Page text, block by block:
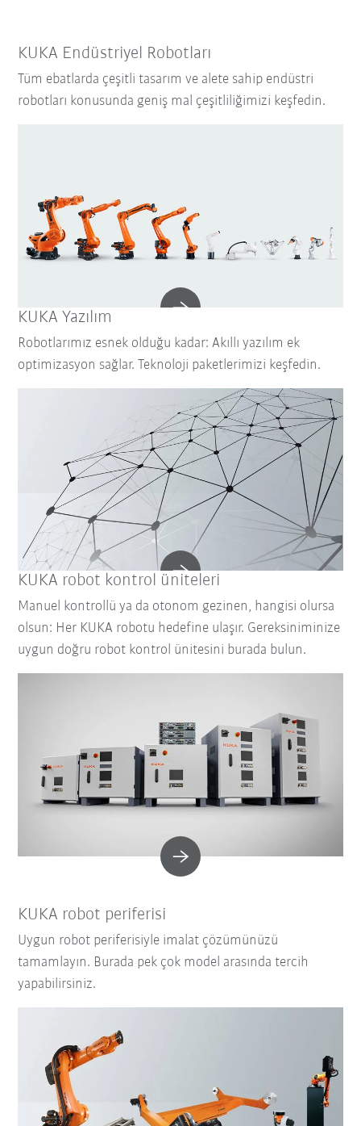
KUKA Endüstriyel Robotları
Tüm ebatlarda çeşitli tasarım ve alete sahip endüstri
robotları konusunda geniş mal çeşitliliğimizi keşfedin.
KUKA Yazılım
Robotlarımız esnek olduğu kadar: Akıllı yazılım ek
optimizasyon sağlar. Teknoloji paketlerimizi keşfedin.
KUKA robot kontrol üniteleri
Manuel kontrollü ya da otonom gezinen, hangisi olursa
olsun: Her KUKA robotu hedefine ulaşır. Gereksiniminize
uygun doğru robot kontrol ünitesini burada bulun.
KUKA robot periferisi
Uygun robot periferisiyle imalat çözümünüzü
tamamlayın. Burada pek çok model arasında tercih
yapabilirsiniz.